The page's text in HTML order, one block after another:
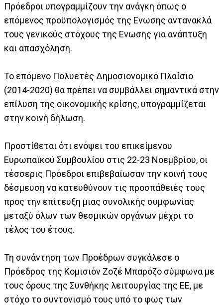
Πρόεδροι υπογραμμίζουν την ανάγκη όπως ο
επόμενος προϋπολογισμός της Ενωσης αντανακλά
τους γενικούς στόχους της Ενωσης για ανάπτυξη
και απασχόληση.
Το επόμενο Πολυετές Δημοσιονομικό Πλαίσιο
(2014-2020) θα πρέπει να συμβάλλει σημαντικά στην
επίλυση της οικονομικής κρίσης, υπογραμμίζεται
στην κοινή δήλωση.
Προστίθεται ότι ενόψει του επικείμενου
Ευρωπαϊκού Συμβουλίου στις 22-23 Νοεμβρίου, οι
τέσσερις Πρόεδροι επιβεβαίωσαν την κοινή τους
δέσμευση να κατευθύνουν τις προσπάθειές τους
προς την επίτευξη μιας συνολικής συμφωνίας
μεταξύ όλων των θεσμικών οργάνων μέχρι το
τέλος του έτους.
Τη συνάντηση των Προέδρων συγκάλεσε ο
Πρόεδρος της Κομισιόν Ζοζέ Μπαρόζο σύμφωνα με
τους όρους της Συνθήκης λειτουργίας της ΕΕ, με
στόχο το συντονισμό τους υπό το φως των